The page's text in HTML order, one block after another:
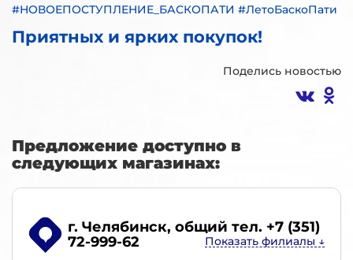
#НОВОЕПОСТУПЛЕНИЕ_БАСКОПАТИ #ЛетоБаскоПати
Приятных и ярких покупок!
Поделись новостью
Предложение доступно в
следующих магазинах:
г. Челябинск, общий тел. +7 (351)
72-999-62